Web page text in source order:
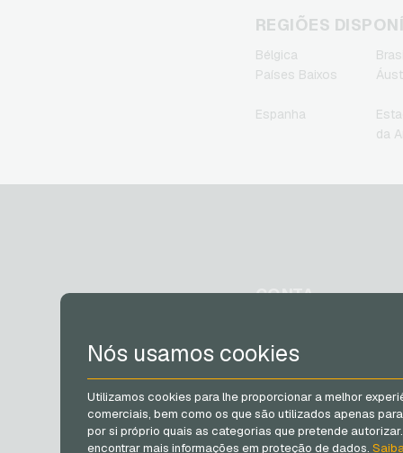
Nós usamos cookies
Utilizamos cookies para lhe proporcionar a melhor
comerciais, bem como os que são utilizados apenas
por si próprio quais as categorias que pretende
encontrar mais informações em proteção de dados.
REGIÕES
Bélgica
Países Baixos
Espanha
da
CONTA
Registrar
Log in
Meu carrinho